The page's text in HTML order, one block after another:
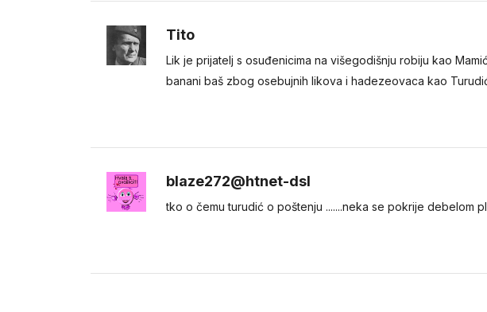
Tito
Lik je prijatelj s osuđenicima na višegodišnju robiju kao
banani baš zbog osebujnih likova i hadezeovaca kao
blaze272@htnet-dsl
tko o čemu turudić o poštenju .......neka se pokrije debelom